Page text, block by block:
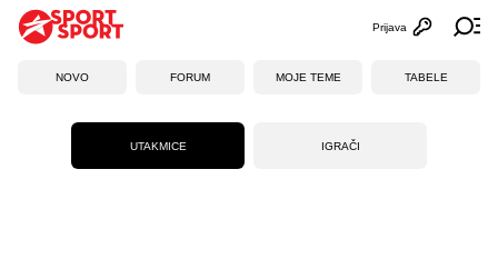
Otvori
Prijava
NOVO FORUM MOJE TEME TABELE
UTAKMICE IGRAČI